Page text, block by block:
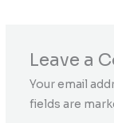
Leave a
Your email
fields are